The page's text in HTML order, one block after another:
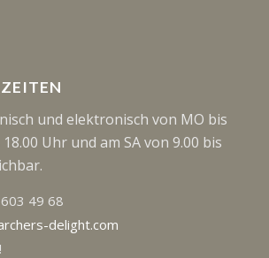
und elektronisch von MO bis
18.00 Uhr und am SA von 9.00 bis
49 68
delight.com